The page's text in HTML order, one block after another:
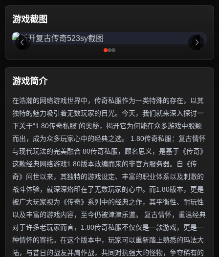
游戏截图
游戏简介
在浩瀚的网络游戏世界中，传奇私服作为一类特殊的存在，以其
独特的魅力吸引着无数玩家的目光。今天，我们就来深入探讨一
下关于“1.80传奇私服”的奥秘，揭开它为何能在众多游戏中脱颖
而出，成为众多玩家心中的经典之选。 1.80传奇私服：复古情怀
与现代玩法的完美融合 80传奇私服，顾名思义，是基于《传奇》
这款经典网络游戏1.80版本改编而来的非官方服务器。自《传
奇》问世以来，其独特的游戏设定、丰富的职业体系以及刺激的
战斗体验，就深深烙印在了无数玩家的心中。而1.80版本，更是
被广大玩家视为《传奇》系列中的经典之作，其平衡性、耐玩性
以及丰富的游戏内容，至今仍被津津乐道。 复古情怀，重温经典
对于许多老玩家而言，1.80传奇私服不仅仅是一款游戏，更是一
种情怀的寄托。在这个版本中，玩家可以重新踏上熟悉的玛法大
陆，与昔日的战友并肩作战，共同对抗强大的怪物，争夺稀有的